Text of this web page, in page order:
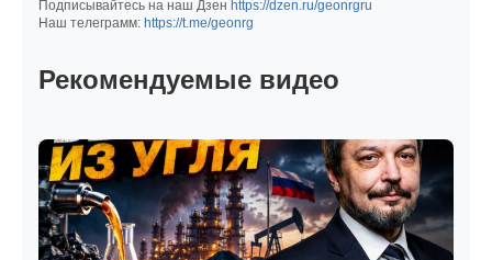
Подписывайтесь на наш Дзен https://dzen.ru/geonrgru
Наш телеграмм: https://t.me/geonrg
Рекомендуемые видео